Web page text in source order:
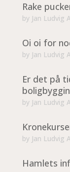
Rake
by Jan Ludvig
Oi oi for
by Jan Ludvig
Er det på
by Jan Ludvig
by Jan Ludvig
Hamlets